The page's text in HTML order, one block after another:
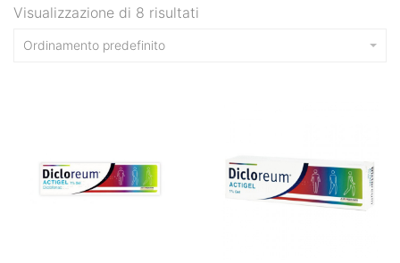
Visualizzazione di 8 risultati
Ordinamento predefinito